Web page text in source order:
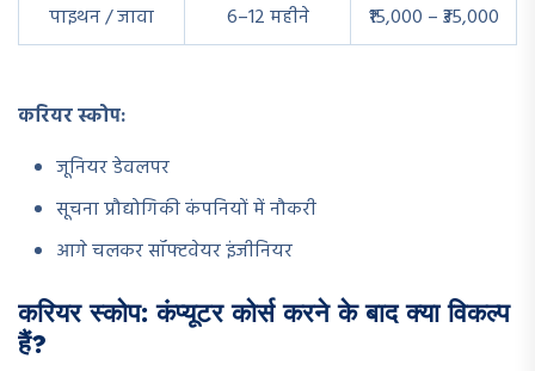
पाइथन / जावा
6–12 महीने ₹15,000 – ₹35,000
करियर स्कोप:
जूनियर डेवलपर
सूचना प्रौद्योगिकी कंपनियों में नौकरी
आगे चलकर सॉफ्टवेयर इंजीनियर
करियर स्कोप: कंप्यूटर कोर्स करने के बाद क्या विकल्प
हैं?